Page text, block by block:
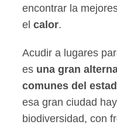
encontrar la
elcalor.
Acudir a lugares
es una gran
comunes del
esa gran ciudad
biodiversidad, con